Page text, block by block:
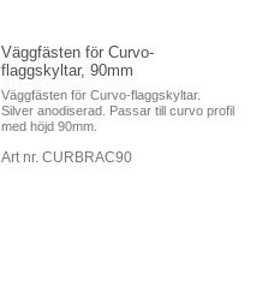
Väggfästen för Curvo-
flaggskyltar, 90mm
Väggfästen för Curvo-flaggskyltar.
Silver anodiserad. Passar till curvo profil
med höjd 90mm.
Art nr. CURBRAC90